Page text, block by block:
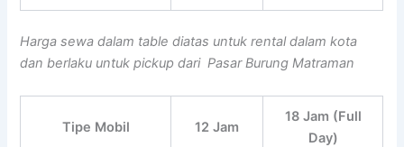
Harga sewa dalam table diatas untuk rental dalam kota
dan berlaku untuk pickup dari Pasar Burung Matraman
Tipe Mobil 12 Jam
18 Jam (Full
Day)